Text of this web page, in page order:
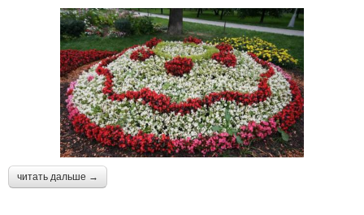
читать дальше →